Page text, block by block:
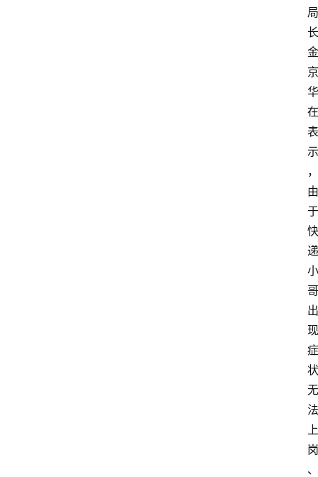
局
长
金
京
华
在
表
示
，
由
于
快
递
小
哥
出
现
症
状
无
法
上
岗
、